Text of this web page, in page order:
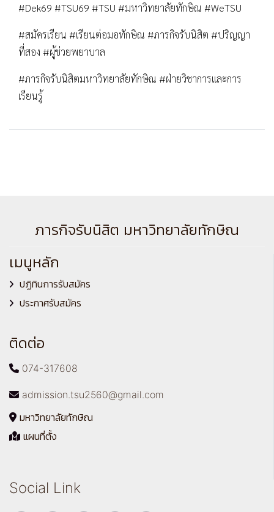
#Dek69 #TSU69 #TSU #มหาวิทยาลัยทักษิณ #WeTSU
#สมัครเรียน #เรียนต่อมอทักษิณ #ภารกิจรับนิสิต #ปริญญา
ที่สอง #ผู้ช่วยพยาบาล
#ภารกิจรับนิสิตมหาวิทยาลัยทักษิณ #ฝ่ายวิชาการและการ
เรียนรู้
ภารกิจรับนิสิต มหาวิทยาลัยทักษิณ
เมนูหลัก
ปฏิทินการรับสมัคร
ประกาศรับสมัคร
ติดต่อ
074-317608
admission.tsu2560@gmail.com
มหาวิทยาลัยทักษิณ
แผนที่ตั้ง
Social Link